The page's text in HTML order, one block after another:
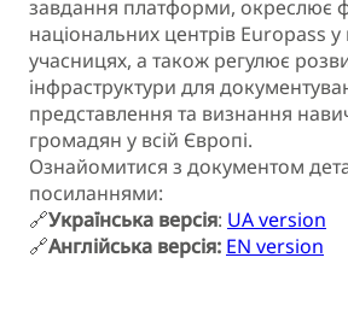
завдання платформи, окреслює
національних центрів Europass у
учасницях, а також регулює
інфраструктури для
представлення та визнання
громадян у всій Європі.
Ознайомитися з документом
посиланнями:
🔗Українська версія: UA version
🔗Англійська версія: EN version